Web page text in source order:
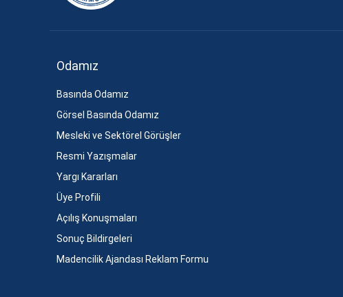
Odamız
Basında Odamız
Görsel Basında Odamız
Mesleki ve Sektörel Görüşler
Resmi Yazışmalar
Yargı Kararları
Üye Profili
Açılış Konuşmaları
Sonuç Bildirgeleri
Madencilik Ajandası Reklam Formu